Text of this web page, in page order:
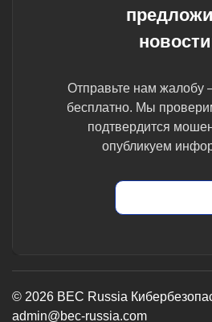
Отправьте нам жалобу
бесплатно. Мы
подтвердится
опубликуем
© 2026 BEC Russia
admin@bec-russia.com